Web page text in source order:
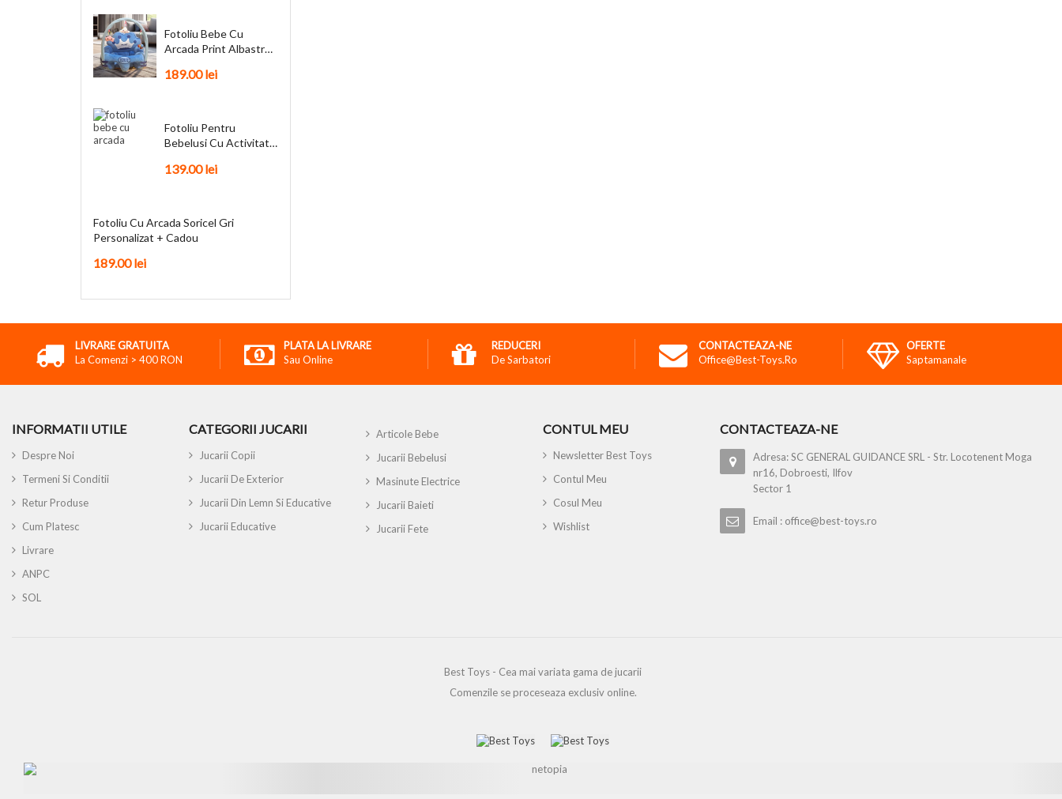
Fotoliu Bebe Cu
Arcada Print Albastru
189.00lei
Fotoliu Pentru
Bebelusi Cu Activitati
139.00lei
Fotoliu Cu Arcada Soricel Gri
Personalizat + Cadou
189.00lei
LIVRARE GRATUITA
La Comenzi > 400 RON
PLATA LA LIVRARE
Sau Online
REDUCERI
De Sarbatori
CONTACTEAZA-NE
Office@best-Toys.ro
OFERTE
Saptamanale
INFORMATII UTILE
Despre Noi
Termeni Si Conditii
Retur Produse
Cum Platesc
Livrare
ANPC
SOL
CATEGORII JUCARII
Jucarii Copii
Jucarii De Exterior
Jucarii Din Lemn Si Educative
Jucarii Educative
Articole Bebe
Jucarii Bebelusi
Masinute Electrice
Jucarii Baieti
Jucarii Fete
CONTUL MEU
Newsletter Best Toys
Contul Meu
Cosul Meu
Wishlist
CONTACTEAZA-NE
Adresa: SC GENERAL GUIDANCE SRL - Str. Locotenent Moga
nr16, Dobroesti, Ilfov
Sector 1
Email : office@best-toys.ro
Best Toys - Cea mai variata gama de jucarii
Comenzile se proceseaza exclusiv online.